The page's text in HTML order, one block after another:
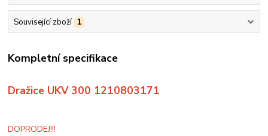
Související zboží 1
Kompletní specifikace
Dražice UKV 300 1210803171
DOPRODEJ!!!